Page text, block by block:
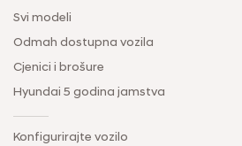
Svi modeli
Odmah dostupna vozila
Cjenici i brošure
Hyundai 5 godina jamstva
Konfigurirajte vozilo